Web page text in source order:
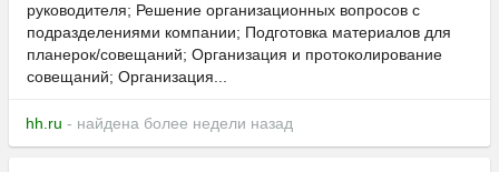
руководителя; Решение организационных вопросов с
подразделениями компании; Подготовка материалов для
планерок/совещаний; Организация и протоколирование
совещаний; Организация...
hh.ru - найдена более недели назад